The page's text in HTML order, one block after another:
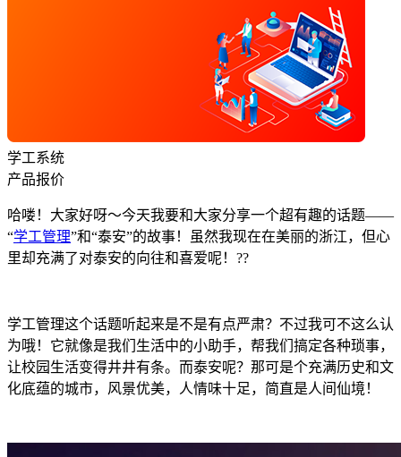
学工系统
产品报价
哈喽！大家好呀～今天我要和大家分享一个超有趣的话题——
“学工管理”和“泰安”的故事！虽然我现在在美丽的浙江，但心
里却充满了对泰安的向往和喜爱呢！??
学工管理这个话题听起来是不是有点严肃？不过我可不这么认
为哦！它就像是我们生活中的小助手，帮我们搞定各种琐事，
让校园生活变得井井有条。而泰安呢？那可是个充满历史和文
化底蕴的城市，风景优美，人情味十足，简直是人间仙境！